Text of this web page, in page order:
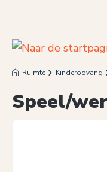
Ruimte Kinderopvang
Speel/